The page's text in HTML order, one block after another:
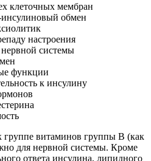
клеточных мембран
обмен
настроения
системы
функции
к инсулину
группе витаминов группы В (как
для нервной системы. Кроме
ответа инсулина, липидного